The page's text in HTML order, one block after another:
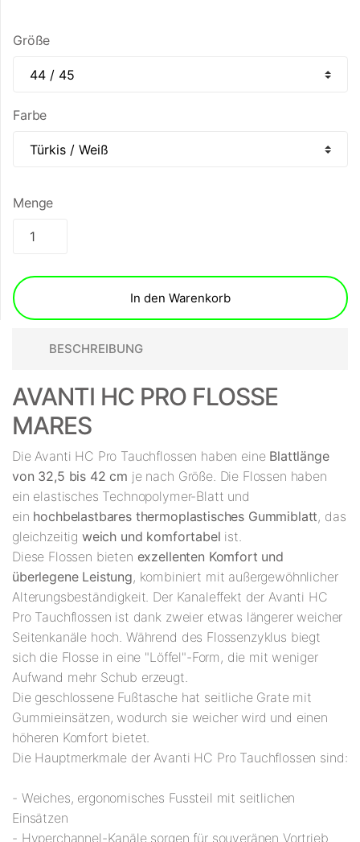
Größe
Farbe
Menge
In den Warenkorb
BESCHREIBUNG
AVANTI HC PRO FLOSSE
MARES
Die Avanti HC Pro Tauchflossen haben eine Blattlänge
von 32,5 bis 42 cm je nach Größe. Die Flossen haben
ein elastisches Technopolymer-Blatt und
ein hochbelastbares thermoplastisches Gummiblatt, das
gleichzeitig weich und komfortabel ist.
Diese Flossen bieten exzellenten Komfort und
überlegene Leistung, kombiniert mit außergewöhnlicher
Alterungsbeständigkeit. Der Kanaleffekt der Avanti HC
Pro Tauchflossen ist dank zweier etwas längerer weicher
Seitenkanäle hoch. Während des Flossenzyklus biegt
sich die Flosse in eine "Löffel"-Form, die mit weniger
Aufwand mehr Schub erzeugt.
Die geschlossene Fußtasche hat seitliche Grate mit
Gummieinsätzen, wodurch sie weicher wird und einen
höheren Komfort bietet.
Die Hauptmerkmale der Avanti HC Pro Tauchflossen sind:
- Weiches, ergonomisches Fussteil mit seitlichen
Einsätzen
- Hyperchannel-Kanäle sorgen für souveränen Vortrieb